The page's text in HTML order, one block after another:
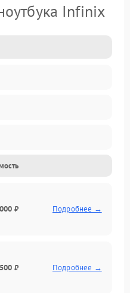
Infinix
₽ Подробнее →
₽ Подробнее →